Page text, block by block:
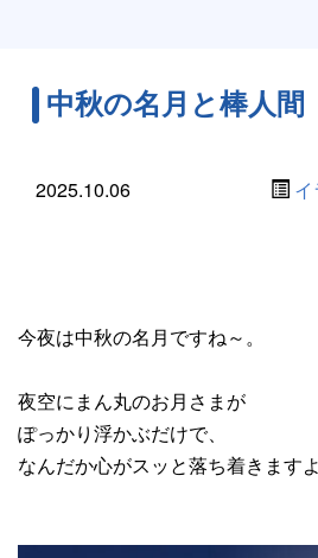
中秋の名月と棒人間
2025.10.06
今夜は中秋の名月ですね～。
夜空にまん丸のお月さまが
ぽっかり浮かぶだけで、
なんだか心がスッと落ち着きますよ